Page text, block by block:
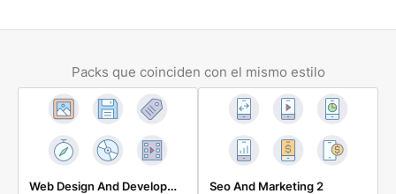
Packs que coinciden con el mismo estilo
Web Design And Development 3 Seo And Marketing 2